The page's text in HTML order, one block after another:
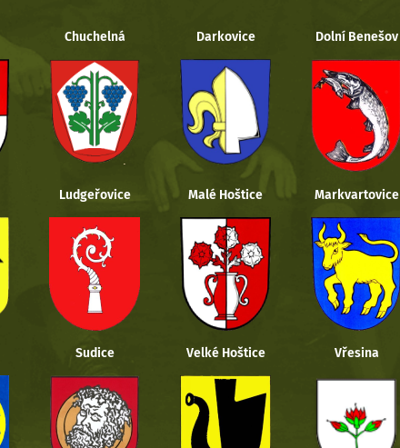
Chuchelná Darkovice Dolní Benešov
Ludgeřovice Malé Hoštice Markvartovice
Sudice Velké Hoštice Vřesina